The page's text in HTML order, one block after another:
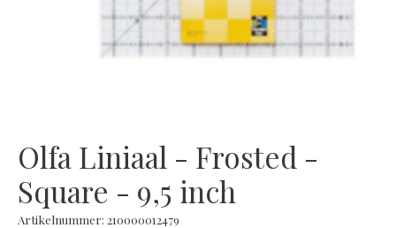
Olfa Liniaal - Frosted -
Square - 9,5 inch
Artikelnummer: 210000012479